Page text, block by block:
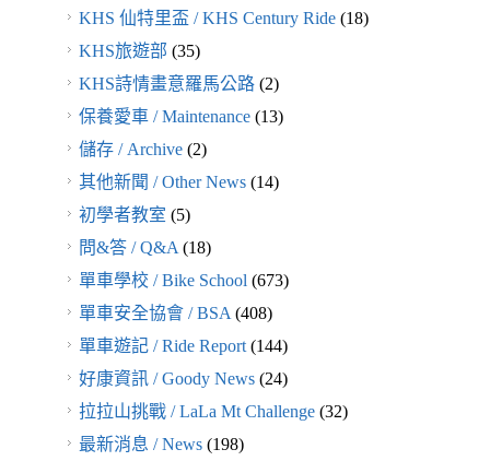
KHS 仙特里盃 / KHS Century Ride(18)
KHS旅遊部 (35)
KHS詩情畫意羅馬公路(2)
保養愛車 / Maintenance(13)
儲存 / Archive(2)
其他新聞 / Other News(14)
初學者教室 (5)
問&答 / Q&A (18)
單車學校 / Bike School (673)
單車安全協會 / BSA (408)
單車遊記 / Ride Report(144)
好康資訊 / Goody News(24)
拉拉山挑戰 / LaLa Mt Challenge(32)
最新消息 / News(198)